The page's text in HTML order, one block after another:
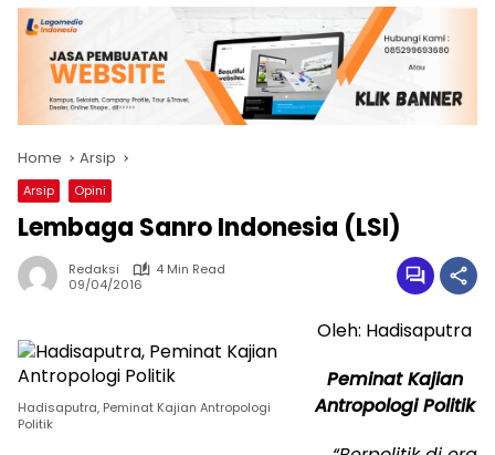
Home Arsip
Arsip Opini
Lembaga Sanro Indonesia (LSI)
Redaksi
4 Min Read
09/04/2016
Hadisaputra, Peminat Kajian Antropologi
Politik
Oleh: Hadisaputra
Peminat Kajian
Antropologi Politik